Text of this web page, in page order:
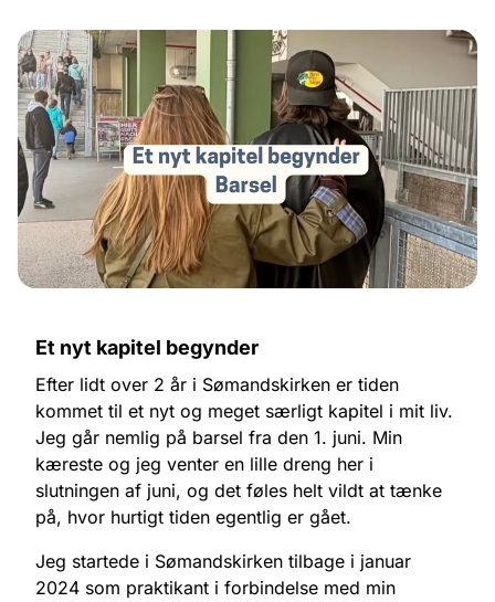
Et nyt kapitel begynder
Efter lidt over 2 år i Sømandskirken er tiden
kommet til et nyt og meget særligt kapitel i mit liv.
Jeg går nemlig på barsel fra den 1. juni. Min
kæreste og jeg venter en lille dreng her i
slutningen af juni, og det føles helt vildt at tænke
på, hvor hurtigt tiden egentlig er gået.
Jeg startede i Sømandskirken tilbage i januar
2024 som praktikant i forbindelse med min